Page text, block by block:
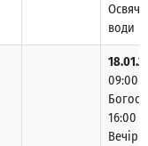
води
09:00 –
16:00 –